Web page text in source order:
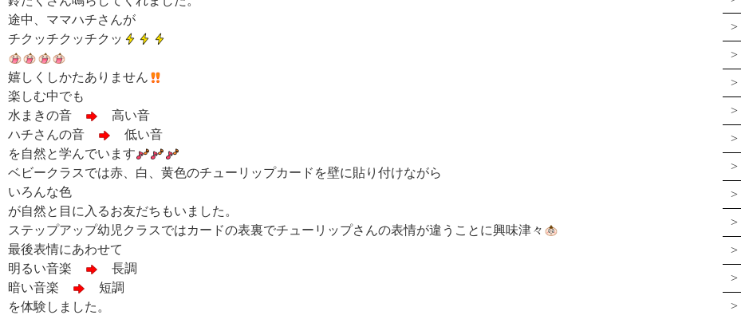
途中、ママハチさんが
チクッチクッチクッ
嬉しくしかたありません
楽しむ中でも
水まきの音
高い音
ハチさんの音
低い音
を自然と学んでいます
ベビークラスでは赤、白、黄色のチューリップカードを壁に貼り付けながら
いろんな色
が自然と目に入るお友だちもいました。
ステップアップ幼児クラスではカードの表裏でチューリップさんの表情が違うことに興味津々
最後表情にあわせて
明るい音楽
長調
暗い音楽
短調
を体験しました。